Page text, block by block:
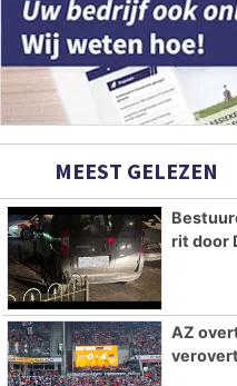
MEEST GELEZEN
rit door
AZ